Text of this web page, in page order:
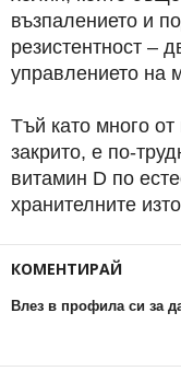
възпалението и
резистентност –
управлението на
Тъй като много
закрито, е по-
витамин D по
хранителните
КОМЕНТИРАЙ
Влез в профила си за